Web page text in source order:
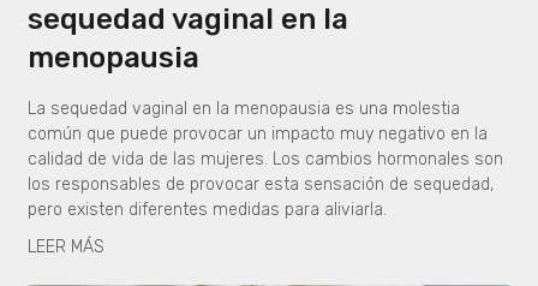
sequedad vaginal en la
menopausia
La sequedad vaginal en la menopausia es una molestia
común que puede provocar un impacto muy negativo en la
calidad de vida de las mujeres. Los cambios hormonales son
los responsables de provocar esta sensación de sequedad,
pero existen diferentes medidas para aliviarla.
LEER MÁS